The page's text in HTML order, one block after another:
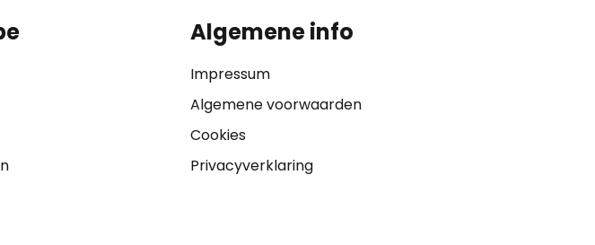
Algemene info
Impressum
Algemene voorwaarden
Cookies
Privacyverklaring